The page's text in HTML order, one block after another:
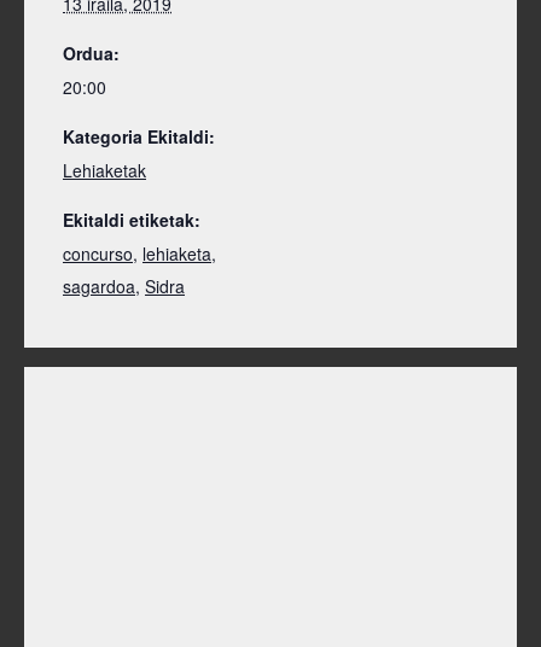
Ordua:
20:00
Kategoria Ekitaldi:
Lehiaketak
Ekitaldi etiketak:
concurso, lehiaketa,
sagardoa, Sidra